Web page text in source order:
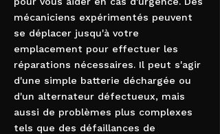
mécaniciens expérimentés peuvent
se déplacer jusqu'à votre
emplacement pour effectuer les
réparations nécessaires. Il peut s'agir
d'une simple batterie déchargée ou
d'un alternateur défectueux, mais
aussi de problèmes plus complexes
tels que des défaillances de